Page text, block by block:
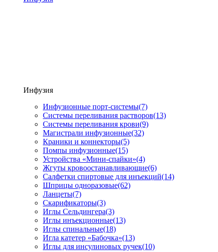
Инфузия
Инфузионные порт-системы(7)
Системы переливания растворов(13)
Системы переливания крови(9)
Магистрали инфузионные(32)
Краники и коннекторы(5)
Помпы инфузионные(15)
Устройства «Мини-спайки»(4)
Жгуты кровоостанавливающие(6)
Салфетки спиртовые для инъекций(14)
Шприцы одноразовые(62)
Ланцеты(7)
Скарификаторы(3)
Иглы Сельдингера(3)
Иглы инъекционные(13)
Иглы спинальные(18)
Игла катетер «Бабочка»(13)
Иглы для инсулиновых ручек(10)